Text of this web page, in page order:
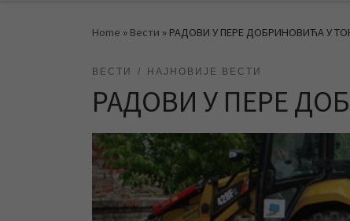
Home » Вести » РАДОВИ У ПЕРЕ ДОБРИНОВИЋА У
ВЕСТИ НАЈНОВИЈЕ ВЕСТИ
РАДОВИ У ПЕРЕ